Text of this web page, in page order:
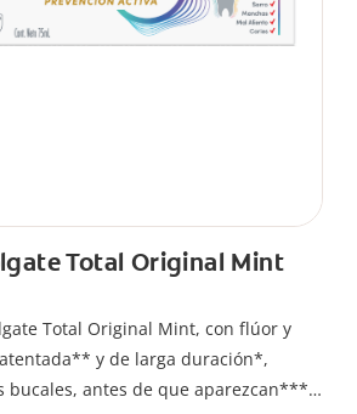
Total Original Mint
Total Original Mint, con flúor y
y de larga duración*,
bucales, antes de que aparezcan****.